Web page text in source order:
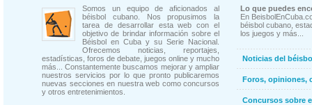
Somos un equipo de aficionados al
béisbol cubano. Nos propusimos la
tarea de desarrollar esta web con el
objetivo de brindar información sobre el
Béisbol en Cuba y su Serie Nacional.
Ofrecemos noticias, reportajes,
estadísticas, foros de debate, juegos online y mucho
más... Constantemente buscamos mejorar y ampliar
nuestros servicios por lo que pronto publicaremos
nuevas secciones en nuestra web como concursos
y otros entretenimientos.
Lo que puedes
En
béisbol cubano,
los juegos y más...
Noticias del
Foros, opiniones,
Concursos sobre